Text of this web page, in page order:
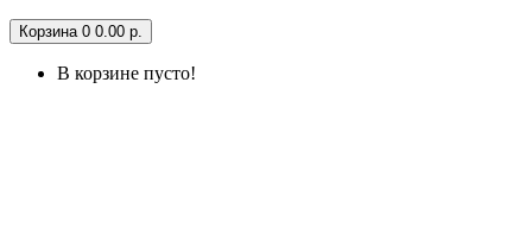
Корзина 0 0.00 р.
В корзине пусто!